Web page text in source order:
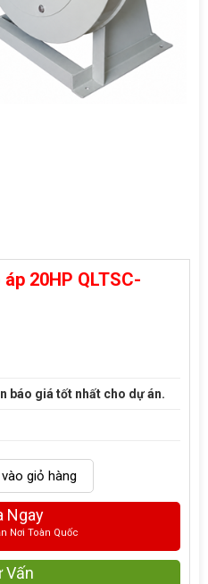
20HP QLTSC-
báo giá tốt nhất cho dự án.
Thêm vào giỏ hàng
Ngay
Nơi Toàn Quốc
Vấn